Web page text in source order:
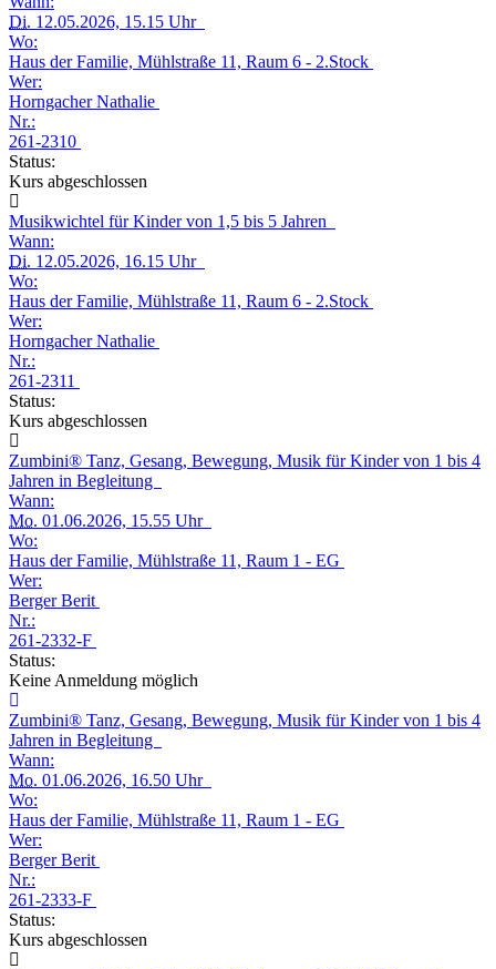
Di. 12.05.2026, 15.15 Uhr
Wo:
Haus der Familie, Mühlstraße 11, Raum 6 - 2.Stock
Wer:
Horngacher Nathalie
Nr.:
261-2310
Status:
Kurs abgeschlossen
Musikwichtel für Kinder von 1,5 bis 5 Jahren
Wann:
Di. 12.05.2026, 16.15 Uhr
Wo:
Haus der Familie, Mühlstraße 11, Raum 6 - 2.Stock
Wer:
Horngacher Nathalie
Nr.:
261-2311
Status:
Kurs abgeschlossen
Zumbini® Tanz, Gesang, Bewegung, Musik für Kinder von 1 bis 4
Jahren in Begleitung
Wann:
Mo. 01.06.2026, 15.55 Uhr
Wo:
Haus der Familie, Mühlstraße 11, Raum 1 - EG
Wer:
Berger Berit
Nr.:
261-2332-F
Status:
Keine Anmeldung möglich
Zumbini® Tanz, Gesang, Bewegung, Musik für Kinder von 1 bis 4
Jahren in Begleitung
Wann:
Mo. 01.06.2026, 16.50 Uhr
Wo:
Haus der Familie, Mühlstraße 11, Raum 1 - EG
Wer:
Berger Berit
Nr.:
261-2333-F
Status:
Kurs abgeschlossen